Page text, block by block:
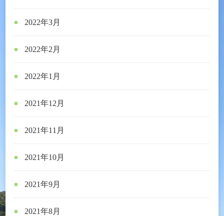
2022年3月
2022年2月
2022年1月
2021年12月
2021年11月
2021年10月
2021年9月
2021年8月